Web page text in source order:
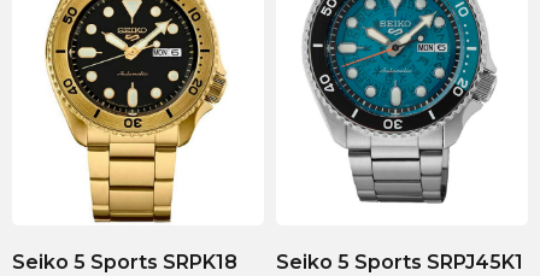
Seiko 5 Sports SRPK18 Seiko 5 Sports SRPJ45K1
официальном сайте
России